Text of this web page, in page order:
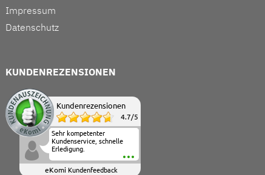
Impressum
Datenschutz
KUNDENREZENSIONEN
Kundenrezensionen
4.7/5
Sehr kompetenter
Kundenservice, schnelle
Erledigung.
eKomi Kundenfeedback